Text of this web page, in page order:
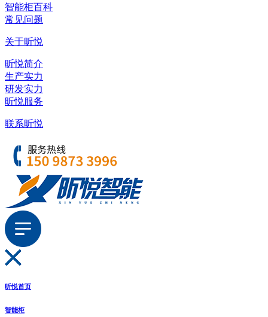
智能柜百科
常见问题
关于昕悦
昕悦简介
生产实力
研发实力
昕悦服务
联系昕悦
昕悦首页
智能柜